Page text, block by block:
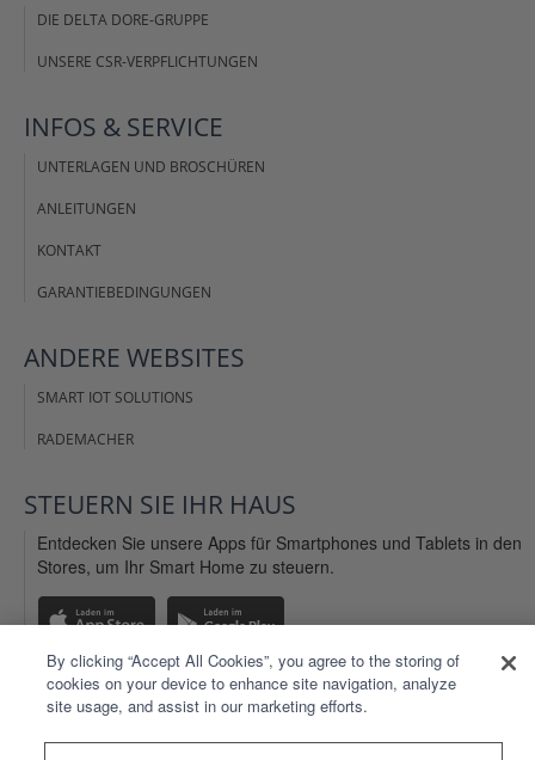
DIE DELTA DORE-GRUPPE
UNSERE CSR-VERPFLICHTUNGEN
INFOS & SERVICE
UNTERLAGEN UND BROSCHÜREN
ANLEITUNGEN
KONTAKT
GARANTIEBEDINGUNGEN
ANDERE WEBSITES
SMART IOT SOLUTIONS
RADEMACHER
STEUERN SIE IHR HAUS
Entdecken Sie unsere Apps für Smartphones und Tablets in den
Stores, um Ihr Smart Home zu steuern.
AGB WEBSITE
By clicking “Accept All Cookies”, you agree to the storing of
cookies on your device to enhance site navigation, analyze
site usage, and assist in our marketing efforts.